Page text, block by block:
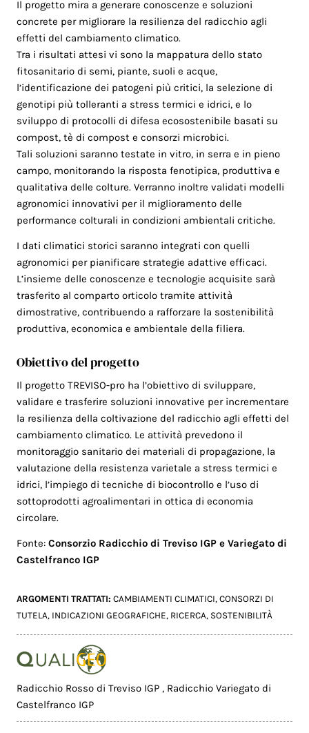
Il progetto mira a generare conoscenze e soluzioni
concrete per migliorare la resilienza del radicchio agli
effetti del cambiamento climatico.
Tra i risultati attesi vi sono la mappatura dello stato
fitosanitario di semi, piante, suoli e acque,
l’identificazione dei patogeni più critici, la selezione di
genotipi più tolleranti a stress termici e idrici, e lo
sviluppo di protocolli di difesa ecosostenibile basati su
compost, tè di compost e consorzi microbici.
Tali soluzioni saranno testate in vitro, in serra e in pieno
campo, monitorando la risposta fenotipica, produttiva e
qualitativa delle colture. Verranno inoltre validati modelli
agronomici innovativi per il miglioramento delle
performance colturali in condizioni ambientali critiche.
I dati climatici storici saranno integrati con quelli
agronomici per pianificare strategie adattive efficaci.
L’insieme delle conoscenze e tecnologie acquisite sarà
trasferito al comparto orticolo tramite attività
dimostrative, contribuendo a rafforzare la sostenibilità
produttiva, economica e ambientale della filiera.
Obiettivo del progetto
Il progetto TREVISO-pro ha l’obiettivo di sviluppare,
validare e trasferire soluzioni innovative per incrementare
la resilienza della coltivazione del radicchio agli effetti del
cambiamento climatico. Le attività prevedono il
monitoraggio sanitario dei materiali di propagazione, la
valutazione della resistenza varietale a stress termici e
idrici, l’impiego di tecniche di biocontrollo e l’uso di
sottoprodotti agroalimentari in ottica di economia
circolare.
Fonte:Consorzio Radicchio di Treviso IGP e Variegato di
Castelfranco IGP
ARGOMENTI TRATTATI:CAMBIAMENTI CLIMATICI,CONSORZI DI
TUTELA, INDICAZIONI GEOGRAFICHE, RICERCA, SOSTENIBILITÀ
Radicchio Rosso di Treviso IGP , Radicchio Variegato di
Castelfranco IGP